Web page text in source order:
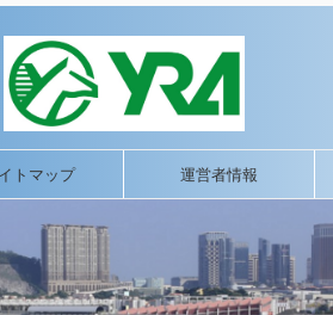
トマップ 運営者情報